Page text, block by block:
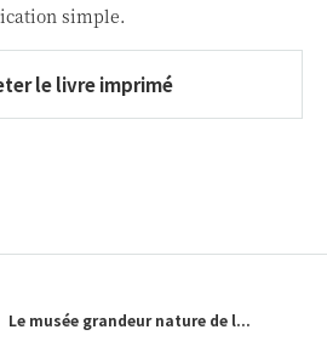
simple.
le livre imprimé
Le musée grandeur nature de l...